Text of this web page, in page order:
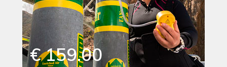
€ 159.00